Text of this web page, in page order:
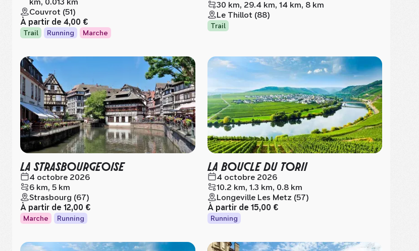
Couvrot (51)
À partir de 4,00 €
Trail Running Marche
30 km, 29.4 km, 14 km, 8 km
Le Thillot (88)
Trail
LA STRASBOURGEOISE
4 octobre 2026
6 km, 5 km
Strasbourg (67)
À partir de 12,00 €
Marche Running
LA BOUCLE DU TORII
4 octobre 2026
10.2 km, 1.3 km, 0.8 km
Longeville Les Metz (57)
À partir de 15,00 €
Running